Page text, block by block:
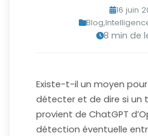
16 juin
Blog,
8 min de
Existe-t-il un moyen
détecter et de dire si un
provient de ChatGPT
détection éventuelle